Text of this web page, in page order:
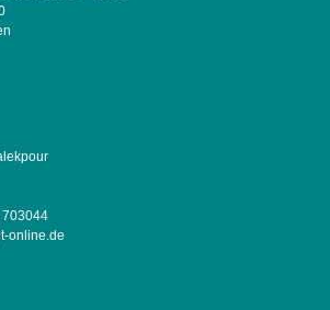
703044
online.de